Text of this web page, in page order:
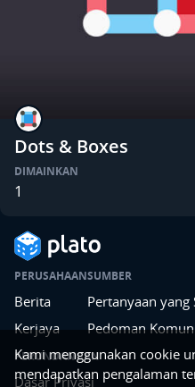
Dots & Boxes
DIMAINKAN
1
PERUSAHAAN
Berita
Kerjaya
SUMBER
Pertanyaan yang
Pedoman
PERUNDANGAN
Dasar Privasi
Kami menggunakan cookie
mendapatkan pengalaman